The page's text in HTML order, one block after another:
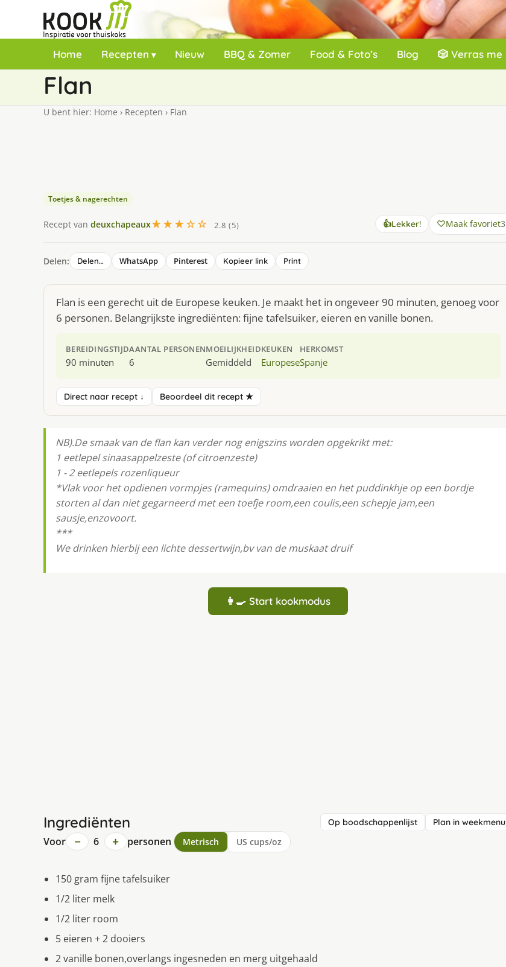
Home Recepten Nieuw BBQ & Zomer Food & Foto’s Blog 🎲 Verras me
Flan
U bent hier: Home › Recepten › Flan
Toetjes & nagerechten
Recept van deuxchapeaux★★★☆☆ 2.8 (5) 👍Lekker! Maak favoriet3
Delen: Delen… WhatsApp Pinterest Kopieer link Print
Flan is een gerecht uit de Europese keuken. Je maakt het in ongeveer 90 minuten, genoeg voor
6 personen. Belangrijkste ingrediënten: fijne tafelsuiker, eieren en vanille bonen.
BEREIDINGSTIJD
90 minuten
AANTAL PERSONEN
6
MOEILIJKHEID
Gemiddeld
KEUKEN
Europese
HERKOMST
Spanje
Direct naar recept ↓ Beoordeel dit recept ★
NB).De smaak van de flan kan verder nog enigszins worden opgekrikt met:
1 eetlepel sinaasappelzeste (of citroenzeste)
1 - 2 eetlepels rozenliqueur
*Vlak voor het opdienen vormpjes (ramequins) omdraaien en het puddinkhje op een bordje
storten al dan niet gegarneerd met een toefje room,een coulis,een schepje jam,een
sausje,enzovoort.
***
We drinken hierbij een lichte dessertwijn,bv van de muskaat druif
👩‍🍳 Start kookmodus
Ingrediënten Op boodschappenlijst Plan in weekmenu
Voor − 6 + personen Metrisch US cups/oz
150 gram fijne tafelsuiker
1/2 liter melk
1/2 liter room
5 eieren + 2 dooiers
2 vanille bonen,overlangs ingesneden en merg uitgehaald